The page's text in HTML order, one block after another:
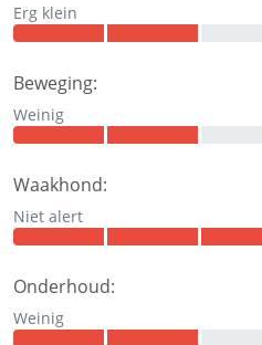
Erg klein
Beweging:
Weinig
Waakhond:
Niet alert
Onderhoud:
Weinig